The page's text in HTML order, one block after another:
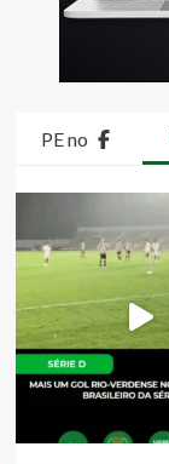
PE no